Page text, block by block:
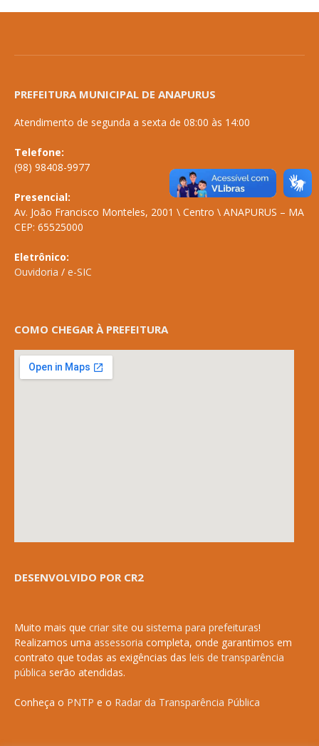
PREFEITURA MUNICIPAL DE ANAPURUS
Atendimento de segunda a sexta de 08:00 às 14:00
Telefone:
(98) 98408-9977
Presencial:
Av. João Francisco Monteles, 2001 \ Centro \ ANAPURUS – MA
CEP: 65525000
Eletrônico:
Ouvidoria / e-SIC
COMO CHEGAR À PREFEITURA
DESENVOLVIDO POR CR2
Muito mais que criar site ou sistema para prefeituras!
Realizamos uma assessoria completa, onde garantimos em
contrato que todas as exigências das leis de transparência
pública serão atendidas.
Conheça o PNTP e o Radar da Transparência Pública